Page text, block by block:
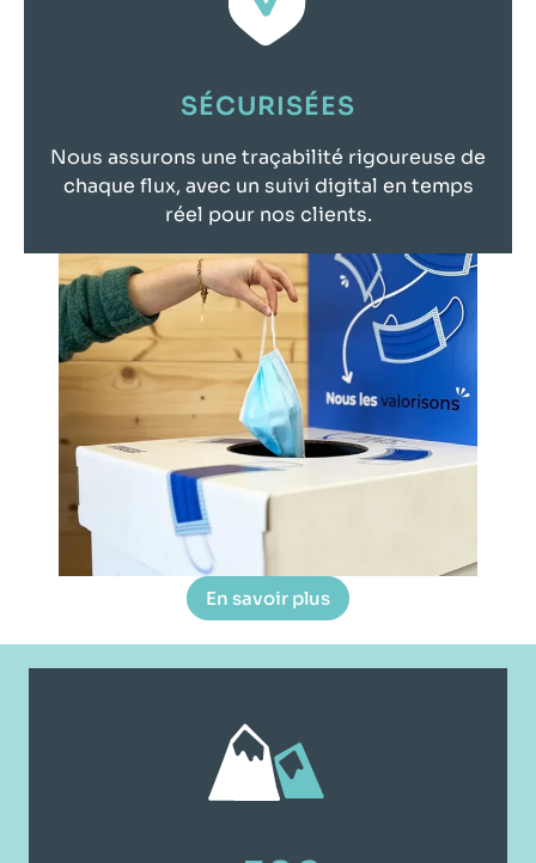
En savoir plus
SÉCURISÉES
Nous assurons une traçabilité rigoureuse de
chaque flux, avec un suivi digital en temps
réel pour nos clients.